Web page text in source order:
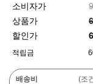
소비자가
상품가
할인가
적립금
배송비
(조